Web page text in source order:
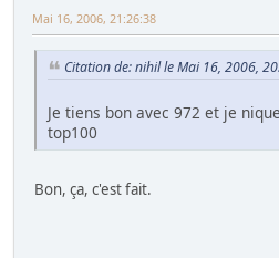
Mai 16, 2006, 21:26:38
Citation de: nihil le Mai 16, 2006,
Je tiens bon avec 972 et je
top100
Bon, ça, c'est fait.